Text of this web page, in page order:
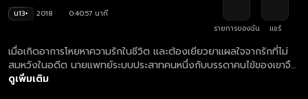
น13+ 2018
0:40:57 นาที
รายการของฉัน
แชร์
เมื่อเกิดอาการโหยหาความรักในชีวิต และต้องเยียวยาแผลใจจากรักที่ไม่
สมหวังในอดีต นายแพทย์ระบบประสาทคนหนึ่งกับบรรดาคนไข้ของเขาจึง
พนันกันว่าใครจะได้แต่งงานก่อนกัน
ดูเพิ่มเติม